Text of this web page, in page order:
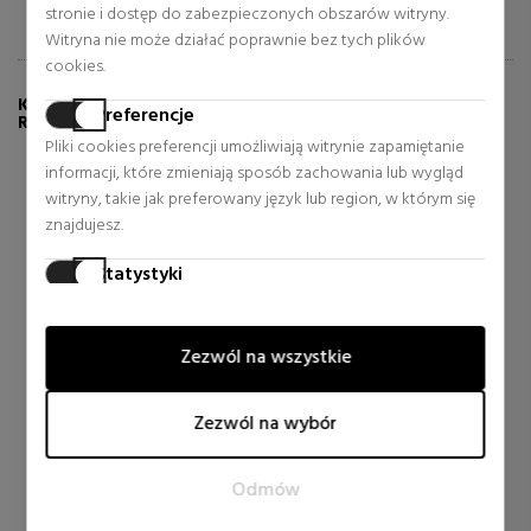
stronie i dostęp do zabezpieczonych obszarów witryny.
Witryna nie może działać poprawnie bez tych plików
cookies.
Preferencje
Pliki cookies preferencji umożliwiają witrynie zapamiętanie
informacji, które zmieniają sposób zachowania lub wygląd
witryny, takie jak preferowany język lub region, w którym się
znajdujesz.
Statystyki
zrozumieć, w jaki sposób odwiedzający komunikują się z
witrynami, gromadząc i raportując informacje anonimowo.
Pliki cookies marketingowe są używane do śledzenia
odwiedzających na stronach internetowych. Celem jest
wyświetlanie reklam, które są odpowiednie i interesujące dla
Zezwól na wszystkie
Zezwól na wybór
Odmów
KLIENCI, KTÓRZY KUPILI TEN PRODUKT, KUPILI
RÓWNIEŻ:
YVES SAINT LAURENT
EAU DE PARFUM